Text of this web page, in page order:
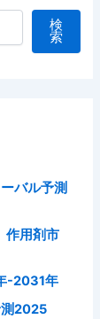
検
索
バル予測
作用剤市
-2031年
測2025